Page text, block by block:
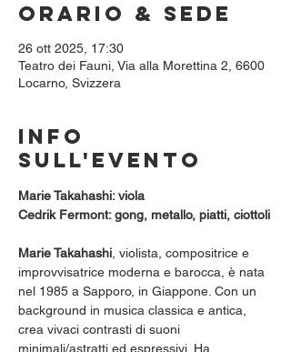
Orario & Sede
26 ott 2025, 17:30
Teatro dei Fauni, Via alla Morettina 2, 6600
Locarno, Svizzera
Info
sull'evento
Marie Takahashi: viola
Cedrik Fermont: gong, metallo, piatti, ciottoli
Marie Takahashi , violista, compositrice e
improvvisatrice moderna e barocca, è nata
nel 1985 a Sapporo, in Giappone. Con un
background in musica classica e antica,
crea vivaci contrasti di suoni
minimali/astratti ed espressivi. Ha